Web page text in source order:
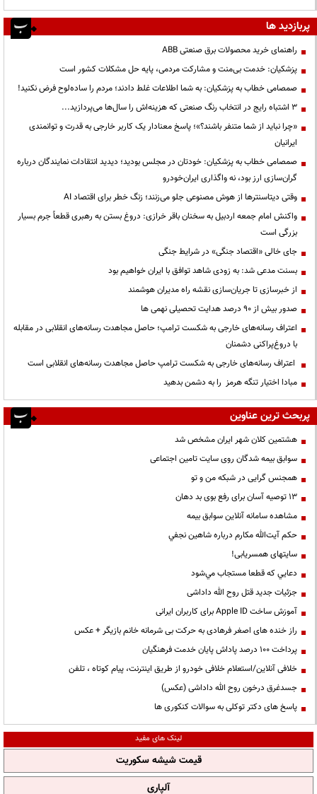
پربازدید ها
راهنمای خرید محصولات برق صنعتی ABB
پزشکیان: خدمت بی‌منت و مشارکت مردمی، پایه حل مشکلات کشور است
صمصامی خطاب به پزشکیان: به شما اطلاعات غلط دادند؛ مردم را ساده‌لوح فرض نکنید!
3 اشتباه رایج در انتخاب رنگ صنعتی که هزینه‌اش را سال‌ها می‌پردازید...
«چرا نباید از شما متنفر باشند؟»؛ پاسخ معنادار یک کاربر خارجی به قدرت و توانمندی
ایرانیان
صمصامی خطاب به پزشکیان: خودتان در مجلس بودید؛ دیدید انتقادات نمایندگان درباره
گران‌سازی ارز بود، نه واگذاری ایران‌خودرو
وقتی دیتاسنترها از هوش مصنوعی جلو می‌زنند؛ زنگ خطر برای اقتصاد AI
واکنش امام جمعه اردبیل به سخنان باقر خرازی: دروغ بستن به رهبری قطعاً جرم بسیار
بزرگی است
جای خالی «اقتصاد جنگی» در شرایط جنگی
بسنت مدعی شد: به زودی شاهد توافق با ایران خواهیم بود
از خبرسازی تا جریان‌سازی نقشه راه مدیران هوشمند
صدور بیش از ۹۰ درصد هدایت تحصیلی نهمی ها
اعتراف رسانه‌های خارجی به شکست ترامپ؛ حاصل مجاهدت رسانه‌های انقلابی در مقابله
با دروغ‌پراکنی دشمنان
اعتراف رسانه‌های خارجی به شکست ترامپ حاصل مجاهدت رسانه‌های انقلابی است
مبادا اختیار تنگه هرمز را به دشمن بدهید
پربحث ترین عناوین
هشتمین کلان شهر ایران مشخص شد
سوابق بیمه شدگان روی سایت تامین اجتماعی
همجنس گرایی در شبکه من و تو
13 توصیه آسان برای رفع بوی بد دهان
مشاهده سامانه آنلاين سوابق بیمه
حكم آيت‌الله مكارم درباره شاهين نجفي
سایتهای همسریابی!
دعايي كه قطعا مستجاب مي‌شود
جزئیات جدید قتل روح الله داداشی
آموزش ساخت Apple ID برای کاربران ایرانی
راز خنده های اصغر فرهادی به حرکت بی شرمانه خانم بازیگر + عکس
پرداخت ۱۰۰ درصد پاداش پایان خدمت فرهنگیان
خلافی آنلاین/استعلام خلافی خودرو از طریق اینترنت، پیام کوتاه ، تلفن
جسدغرق درخون روح الله داداشی (عکس)
پاسخ های دکتر توکلی به سوالات کنکوری ها
لینک های مفید
قیمت شیشه سکوریت
آلپاری